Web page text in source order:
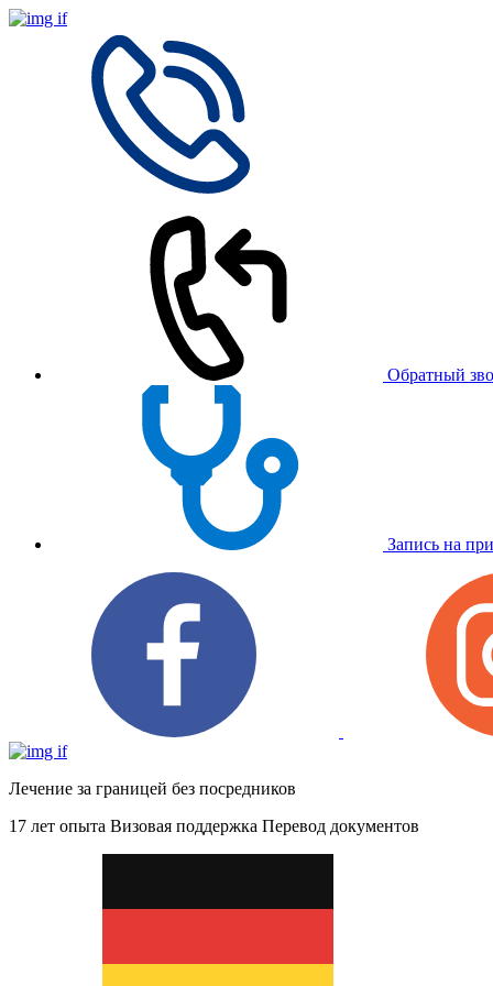
Обратный
Запись на
Лечение за границей без посредников
17 лет опыта Визовая поддержка Перевод документов